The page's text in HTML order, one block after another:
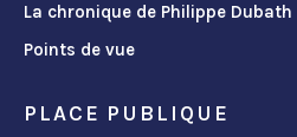
La chronique de Philippe Dubath
Points de vue
PLACE PUBLIQUE